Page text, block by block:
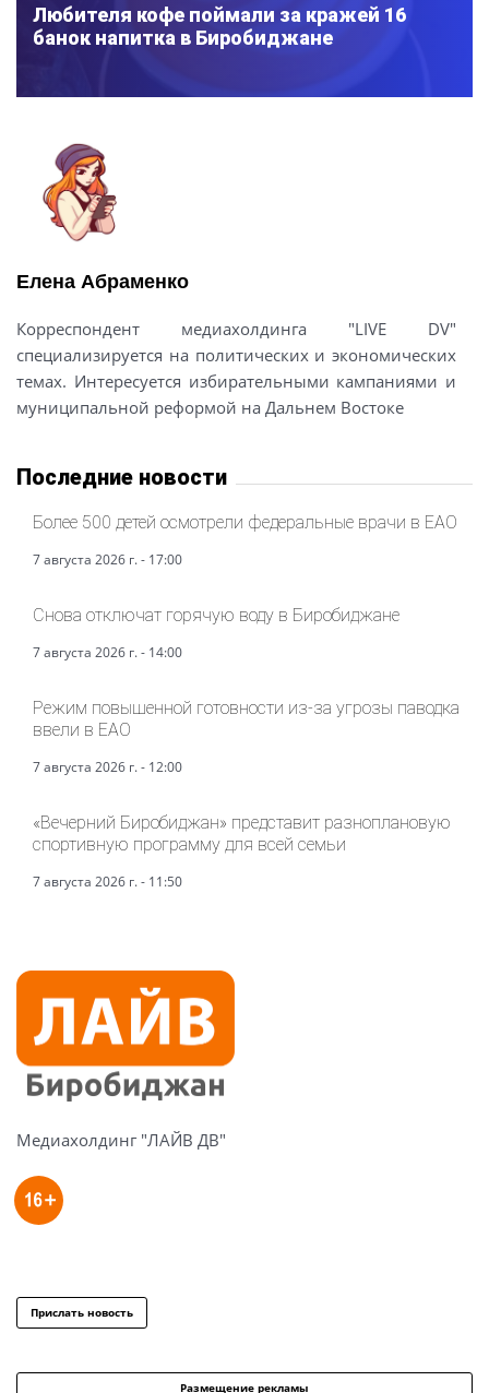
Любителя кофе поймали за кражей 16
банок напитка в Биробиджане
Елена Абраменко
Корреспондент медиахолдинга "LIVE DV"
специализируется на политических и экономических
темах. Интересуется избирательными кампаниями и
муниципальной реформой на Дальнем Востоке
Последние новости
Более 500 детей осмотрели федеральные врачи в ЕАО
7 августа 2026 г. - 17:00
Снова отключат горячую воду в Биробиджане
7 августа 2026 г. - 14:00
Режим повышенной готовности из-за угрозы паводка
ввели в ЕАО
7 августа 2026 г. - 12:00
«Вечерний Биробиджан» представит разноплановую
спортивную программу для всей семьи
7 августа 2026 г. - 11:50
Медиахолдинг "ЛАЙВ ДВ"
Прислать новость
Размещение рекламы